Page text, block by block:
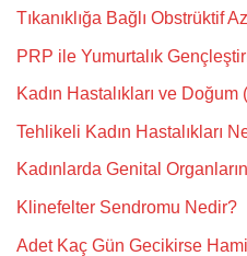
Tıkanıklığa Bağlı Obstrüktif
PRP ile Yumurtalık
Kadın Hastalıkları ve
Tehlikeli Kadın Hastalıkları
Kadınlarda Genital
Klinefelter Sendromu Nedir?
Adet Kaç Gün Gecikirse